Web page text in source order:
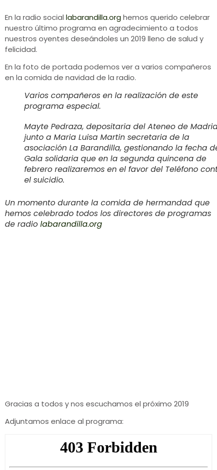
En la radio social labarandilla.orghemos querido celebrar
nuestro último programa en agradecimiento a todos
nuestros oyentes deseándoles un 2019 lleno de salud y
felicidad.
En la foto de portada podemos ver a varios compañeros
en la comida de navidad de la radio.
Varios compañeros en la realización de este
programa especial.
Mayte Pedraza, depositaria del Ateneo de
junto a Maria Luisa Martin secretaria de la
asociación La Barandilla, gestionando la fecha
Gala solidaria que en la segunda quincena de
febrero realizaremos en el favor del Teléfono
el suicidio.
Un momento durante la comida de hermandad que
hemos celebrado todos los directores de programas
de radio labarandilla.org
Gracias a todos y nos escuchamos el próximo 2019
Adjuntamos enlace al programa: